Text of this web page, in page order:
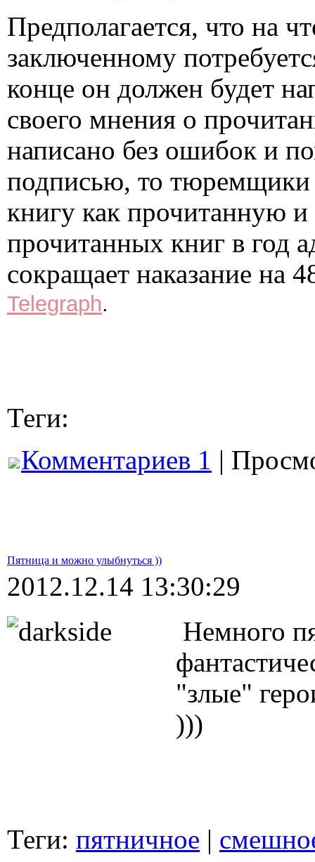
Предполагается, что на
заключенному
конце он должен будет
своего мнения о
написано без ошибок и
подписью, то тюремщики
книгу как прочитанную
прочитанных книг в год
сокращает наказание на
Telegraph.
Теги:
Комментариев 1 |
Пятница и можно улыбнуться ))
2012.12.14 13:30:29
Немного
"злые"
)))
Теги: пятничное |